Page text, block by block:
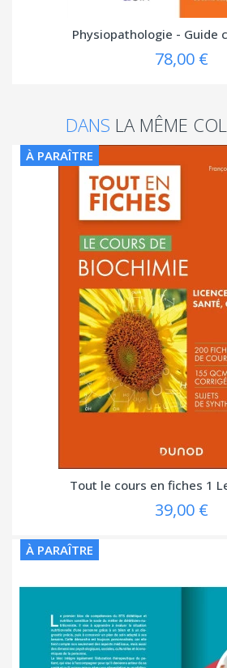
Physiopathologie - Guide
78,00 €
DANS LA MÊME
À PARAÎTRE
Tout le cours en fiches 1
39,00 €
À PARAÎTRE